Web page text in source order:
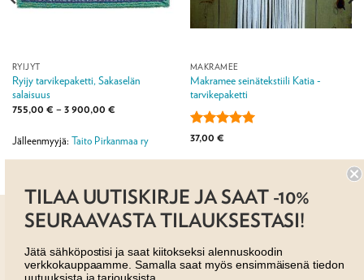
RYIJYT
Ryijy tarvikepaketti, Sakaselän
salaisuus
755,00 € – 3 900,00 €Hintaluokka:
3
900,00 €
Jälleenmyyjä: Taito Pirkanmaa ry
MAKRAMEE
Makramee seinätekstiili Katia -
tarvikepaketti
Arvostelu
/ 5
37,00 €
TILAA UUTISKIRJE JA SAAT -10%
SEURAAVASTA TILAUKSESTASI!
Jätä sähköpostisi ja saat kiitokseksi alennuskoodin
verkkokauppaamme. Samalla saat myös ensimmäisenä tiedon
uutuuksista ja tarjouksista.